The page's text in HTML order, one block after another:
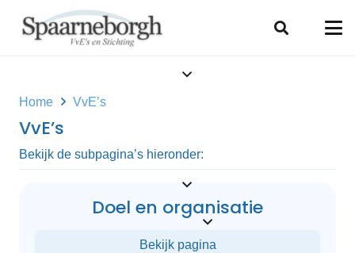
Home VvE’s
VvE’s
Bekijk de subpagina’s hieronder:
Doel en organisatie
Bekijk pagina